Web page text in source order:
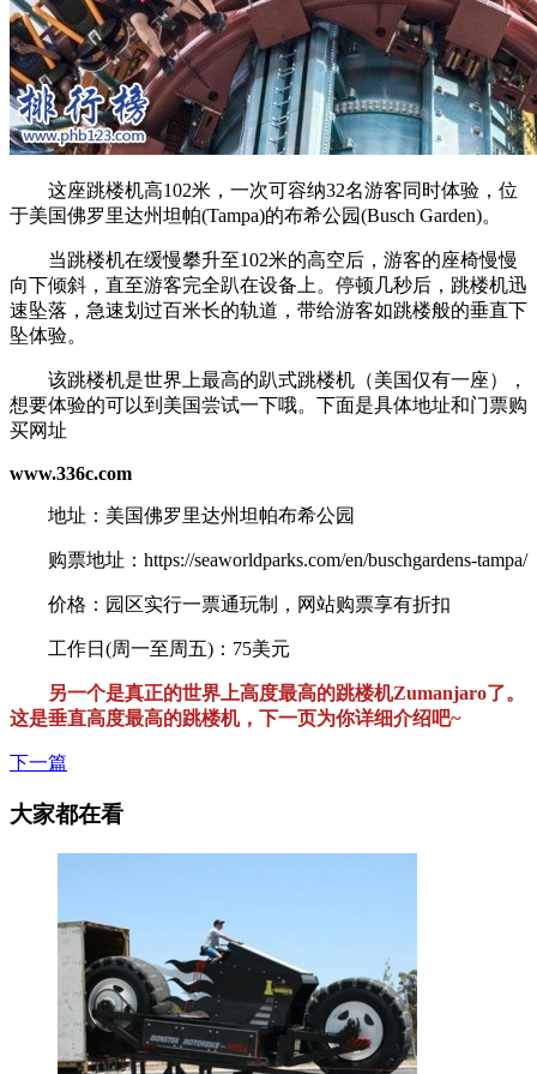
这座跳楼机高102米，一次可容纳32名游客同时体验，位
于美国佛罗里达州坦帕(Tampa)的布希公园(Busch Garden)。
当跳楼机在缓慢攀升至102米的高空后，游客的座椅慢慢
向下倾斜，直至游客完全趴在设备上。停顿几秒后，跳楼机迅
速坠落，急速划过百米长的轨道，带给游客如跳楼般的垂直下
坠体验。
该跳楼机是世界上最高的趴式跳楼机（美国仅有一座），
想要体验的可以到美国尝试一下哦。下面是具体地址和门票购
买网址
www.336c.com
地址：美国佛罗里达州坦帕布希公园
购票地址：https://seaworldparks.com/en/buschgardens-tampa/
价格：园区实行一票通玩制，网站购票享有折扣
工作日(周一至周五)：75美元
另一个是真正的世界上高度最高的跳楼机Zumanjaro了。
这是垂直高度最高的跳楼机，下一页为你详细介绍吧~
下一篇
大家都在看